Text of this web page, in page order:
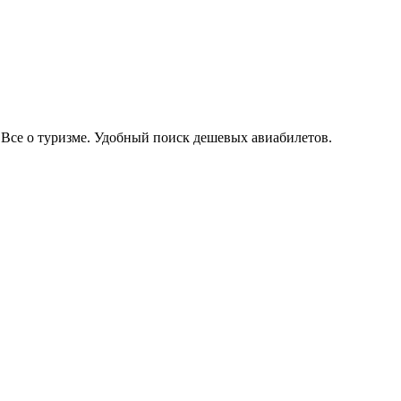
о туризме. Удобный поиск дешевых авиабилетов.